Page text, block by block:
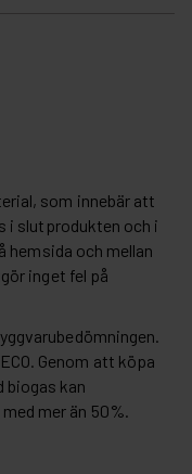
som innebär att
i slutprodukten och i
hemsida och mellan
inget fel på
Genom att köpa
biogas kan
mer än 50%.